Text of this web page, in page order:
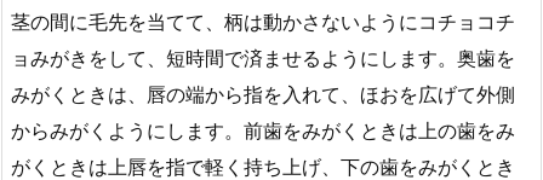
茎の間に毛先を当てて、柄は動かさないようにコチョコチ
ョみがきをして、短時間で済ませるようにします。奥歯を
みがくときは、唇の端から指を入れて、ほおを広げて外側
からみがくようにします。前歯をみがくときは上の歯をみ
がくときは上唇を指で軽く持ち上げ、下の歯をみがくとき